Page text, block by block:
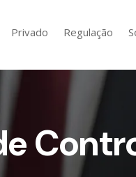
Privado Regulação